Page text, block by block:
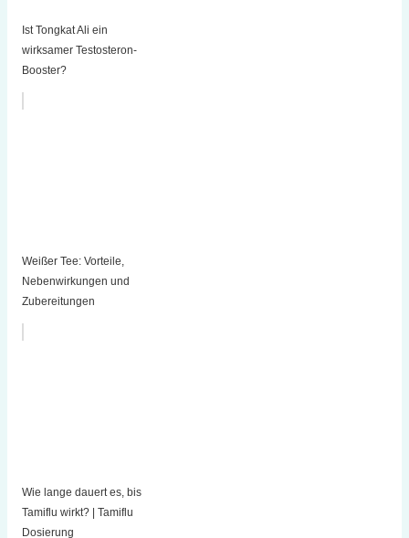
Ist Tongkat Ali ein
wirksamer Testosteron-
Booster?
Weißer Tee: Vorteile,
Nebenwirkungen und
Zubereitungen
Wie lange dauert es, bis
Tamiflu wirkt? | Tamiflu
Dosierung